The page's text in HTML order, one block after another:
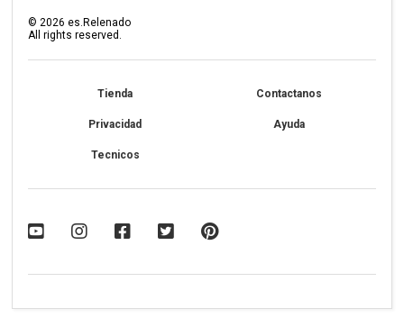
©2026 es.Relenado
All rights reserved.
Tienda Contactanos
Privacidad Ayuda
Tecnicos